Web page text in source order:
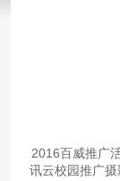
2016百威推广
讯云校园推广